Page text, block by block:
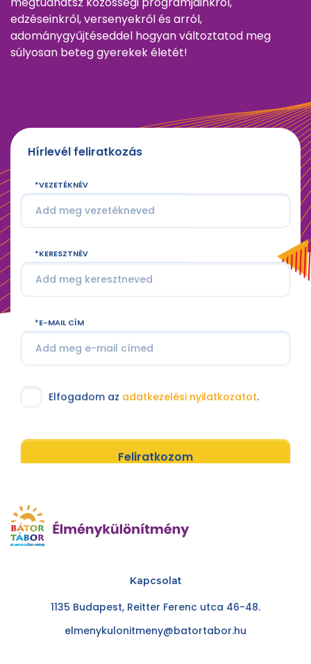
edzéseinkről, versenyekről és arról,
adománygyűjtéseddel hogyan változtatod meg
súlyosan beteg gyerekek életét!
Hírlevél feliratkozás
VEZETÉKNÉV
KERESZTNÉV
E-MAIL CÍM
Elfogadom az adatkezelési nyilatkozatot.
Feliratkozom
Kapcsolat
1135 Budapest, Reitter Ferenc utca 46-48.
elmenykulonitmeny@batortabor.hu